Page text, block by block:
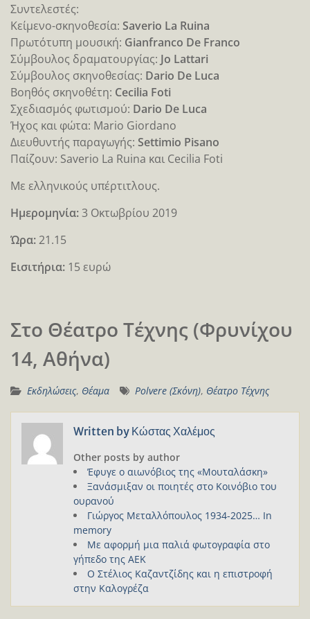
Συντελεστές:
Κείμενο-σκηνοθεσία: Saverio La Ruina
Πρωτότυπη μουσική: Gianfranco De Franco
Σύμβουλος δραματουργίας: Jo Lattari
Σύμβουλος σκηνοθεσίας: Dario De Luca
Βοηθός σκηνοθέτη: Cecilia Foti
Σχεδιασμός φωτισμού: Dario De Luca
Ήχος και φώτα: Mario Giordano
Διευθυντής παραγωγής: Settimio Pisano
Παίζουν: Saverio La Ruina και Cecilia Foti
Με ελληνικούς υπέρτιτλους.
Ημερομηνία:3 Οκτωβρίου 2019
Ώρα:21.15
Εισιτήρια: 15 ευρώ
Στο Θέατρο Τέχνης (Φρυνίχου
14, Αθήνα)
Εκδηλώσεις, Θέαμα Polvere (Σκόνη), Θέατρο Τέχνης
Written by Κώστας Χαλέμος
Other posts by author
Έφυγε ο αιωνόβιος της «Μουταλάσκη»
Ξανάσμιξαν οι ποιητές στο Κοινόβιο του
ουρανού
Γιώργος Μεταλλόπουλος 1934-2025… In
memory
Με αφορμή μια παλιά φωτογραφία στο
γήπεδο της ΑΕΚ
Ο Στέλιος Καζαντζίδης και η επιστροφή
στην Καλογρέζα